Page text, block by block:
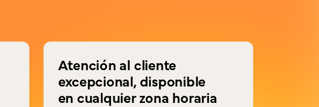
Atención al cliente
excepcional, disponible
en cualquier zona horaria